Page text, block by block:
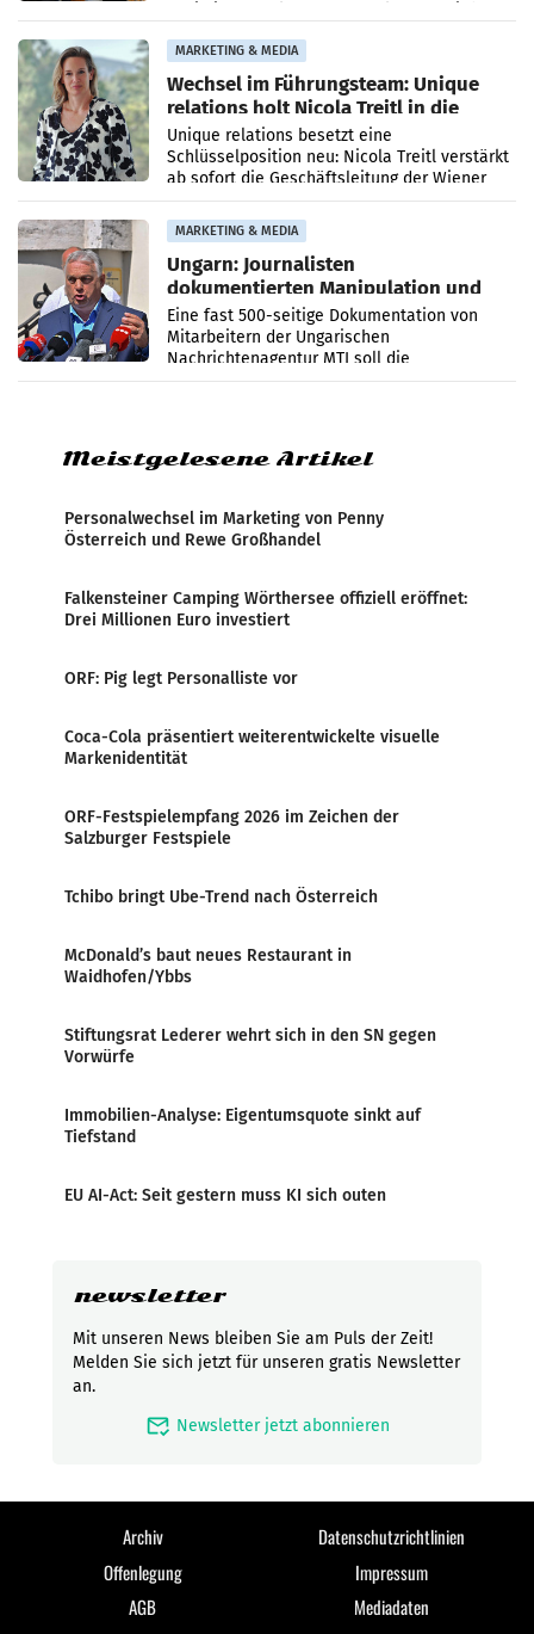
MARKETING & MEDIA
Wechsel im Führungsteam: Unique
relations holt Nicola Treitl in die
Geschäftsleitung
Unique relations besetzt eine
Schlüsselposition neu: Nicola Treitl verstärkt
ab sofort die Geschäftsleitung der Wiener
PR-Agentur an der Seite von Josef Kalina und
Anna Kalina-Mahr.
MARKETING & MEDIA
Ungarn: Journalisten
dokumentierten Manipulation und
Zensur
Eine fast 500-seitige Dokumentation von
Mitarbeitern der Ungarischen
Nachrichtenagentur MTI soll die
systematische Nachrichten-Manipulation und
Meistgelesene Artikel
Personalwechsel im Marketing von Penny
Österreich und Rewe Großhandel
Falkensteiner Camping Wörthersee offiziell eröffnet:
Drei Millionen Euro investiert
ORF: Pig legt Personalliste vor
Coca-Cola präsentiert weiterentwickelte visuelle
Markenidentität
ORF-Festspielempfang 2026 im Zeichen der
Salzburger Festspiele
Tchibo bringt Ube-Trend nach Österreich
McDonald’s baut neues Restaurant in
Waidhofen/Ybbs
Stiftungsrat Lederer wehrt sich in den SN gegen
Vorwürfe
Immobilien-Analyse: Eigentumsquote sinkt auf
Tiefstand
EU AI-Act: Seit gestern muss KI sich outen
newsletter
Mit unseren News bleiben Sie am Puls der Zeit!
Melden Sie sich jetzt für unseren gratis Newsletter
an.
mark_email_read Newsletter jetzt abonnieren
Archiv
Datenschutzrichtlinien
Offenlegung
Impressum
AGB
Mediadaten